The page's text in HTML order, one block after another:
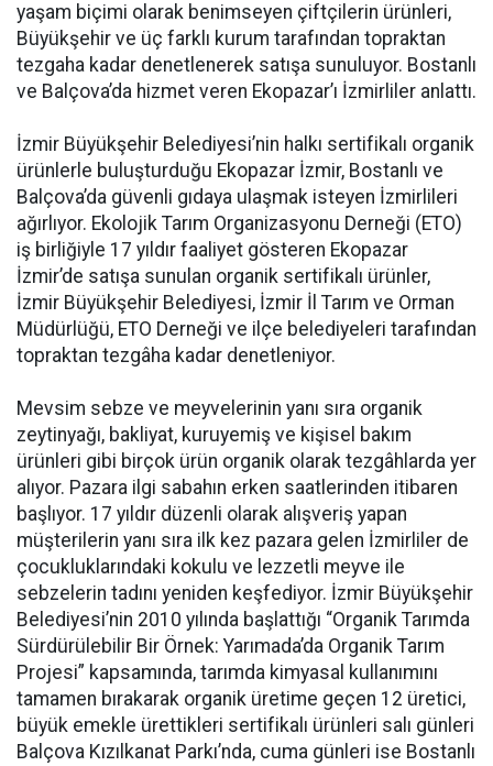
yaşam biçimi olarak benimseyen çiftçilerin ürünleri,
Büyükşehir ve üç farklı kurum tarafından topraktan
tezgaha kadar denetlenerek satışa sunuluyor. Bostanlı
ve Balçova’da hizmet veren Ekopazar’ı İzmirliler anlattı.
İzmir Büyükşehir Belediyesi’nin halkı sertifikalı organik
ürünlerle buluşturduğu Ekopazar İzmir, Bostanlı ve
Balçova’da güvenli gıdaya ulaşmak isteyen İzmirlileri
ağırlıyor. Ekolojik Tarım Organizasyonu Derneği (ETO)
iş birliğiyle 17 yıldır faaliyet gösteren Ekopazar
İzmir’de satışa sunulan organik sertifikalı ürünler,
İzmir Büyükşehir Belediyesi, İzmir İl Tarım ve Orman
Müdürlüğü, ETO Derneği ve ilçe belediyeleri tarafından
topraktan tezgâha kadar denetleniyor.
Mevsim sebze ve meyvelerinin yanı sıra organik
zeytinyağı, bakliyat, kuruyemiş ve kişisel bakım
ürünleri gibi birçok ürün organik olarak tezgâhlarda yer
alıyor. Pazara ilgi sabahın erken saatlerinden itibaren
başlıyor. 17 yıldır düzenli olarak alışveriş yapan
müşterilerin yanı sıra ilk kez pazara gelen İzmirliler de
çocukluklarındaki kokulu ve lezzetli meyve ile
sebzelerin tadını yeniden keşfediyor. İzmir Büyükşehir
Belediyesi’nin 2010 yılında başlattığı “Organik Tarımda
Sürdürülebilir Bir Örnek: Yarımada’da Organik Tarım
Projesi” kapsamında, tarımda kimyasal kullanımını
tamamen bırakarak organik üretime geçen 12 üretici,
büyük emekle ürettikleri sertifikalı ürünleri salı günleri
Balçova Kızılkanat Parkı’nda, cuma günleri ise Bostanlı